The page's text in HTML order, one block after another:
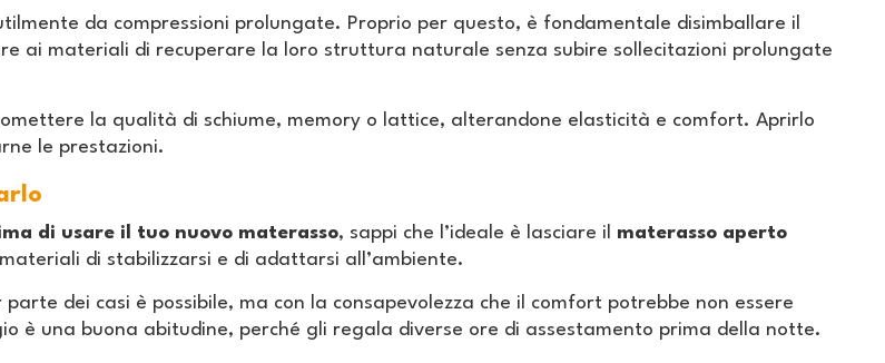
da compressioni prolungate. Proprio per questo, è fondamentale disimballare il
ai materiali di recuperare la loro struttura naturale senza subire sollecitazioni prolungate
la qualità di schiume, memory o lattice, alterandone elasticità e comfort. Aprirlo
le prestazioni.
di usare il tuo nuovo materasso, sappi che l’ideale è lasciare il materasso aperto
di stabilizzarsi e di adattarsi all’ambiente.
dei casi è possibile, ma con la consapevolezza che il comfort potrebbe non essere
è una buona abitudine, perché gli regala diverse ore di assestamento prima della notte.